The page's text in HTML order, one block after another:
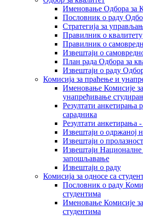
Именовање Одбора за
Пословник о раду
Стратегија за
Правилник о квалитету
Правилник о
Извештаји о
План рада Одбора за
Извештаји о раду
Комисија за праћење и
Именовање Комисије
унапређивање
Резултати анкетирања
сарадника
Резултати анкетирања
Извештаји о одржаној
Извештаји о
Извештаји Националне
запошљавање
Извештаји о раду
Комисија за односе са
Пословник о раду
студентима
Именовање Комисије
студентима